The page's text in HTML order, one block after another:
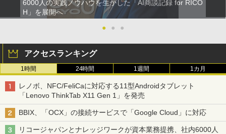
6000人の実践ノウハウを生かした「AI商談記録 for RICO
H」を展開へ
●
● ●
アクセスランキング
1時間 24時間 1週間 1カ月
レノボ、NFC/FeliCaに対応する11型Androidタブレット
「Lenovo ThinkTab X11 Gen 1」を発売
BBIX、「OCX」の接続サービスで「Google Cloud」に対応
リコージャパンとナレッジワークが資本業務提携、社内6000人